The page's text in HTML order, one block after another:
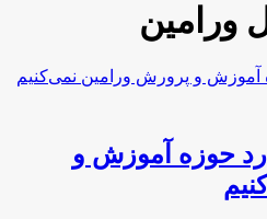
ورامین
حوزه آموزش و